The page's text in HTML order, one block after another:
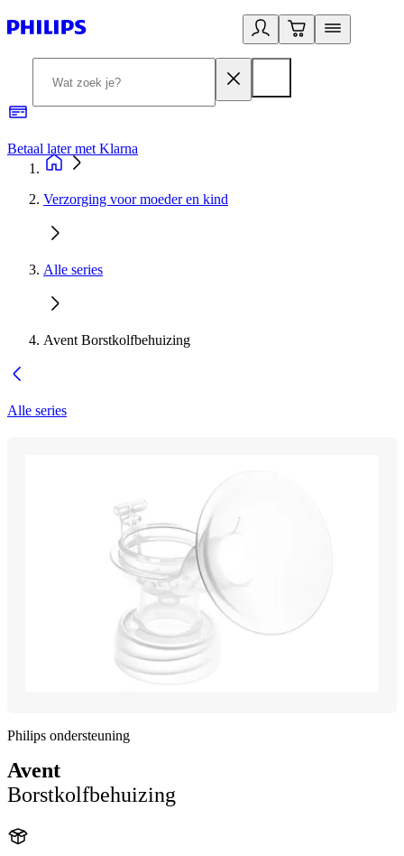
Betaal later met Klarna
Verzorging voor moeder en kind
Alle series
Avent Borstkolfbehuizing
Alle series
Philips ondersteuning
Avent
Borstkolfbehuizing